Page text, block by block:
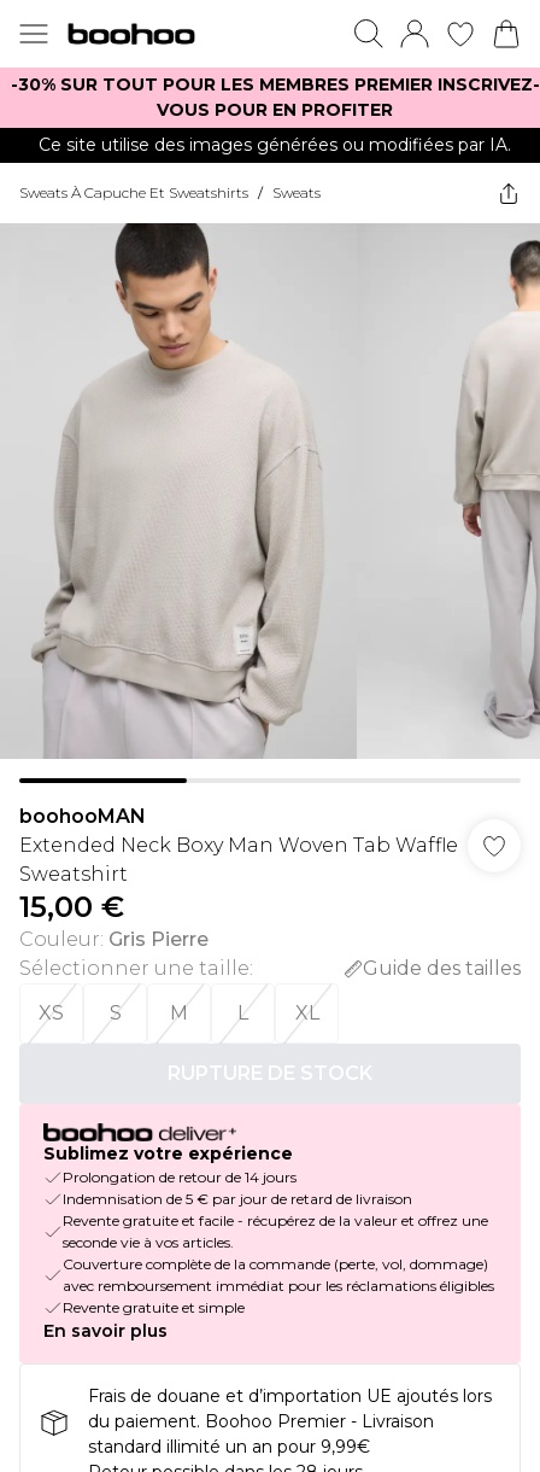
-30% SUR TOUT POUR LES MEMBRES PREMIER INSCRIVEZ-
VOUS POUR EN PROFITER
Ce site utilise des images générées ou modifiées par IA.
Sweats À Capuche Et Sweatshirts / Sweats
boohooMAN
Extended Neck Boxy Man Woven Tab Waffle
Sweatshirt
15,00 €
Couleur: Gris Pierre
Sélectionner une taille:
Guide des tailles
XS
S M L XL
RUPTURE DE STOCK
Sublimez votre expérience
Prolongation de retour de 14 jours
Indemnisation de 5 € par jour de retard de livraison
Revente gratuite et facile - récupérez de la valeur et offrez une
seconde vie à vos articles.
Couverture complète de la commande (perte, vol, dommage)
avec remboursement immédiat pour les réclamations éligibles
Revente gratuite et simple
En savoir plus
Frais de douane et d’importation UE ajoutés lors
du paiement. Boohoo Premier - Livraison
standard illimité un an pour 9,99€